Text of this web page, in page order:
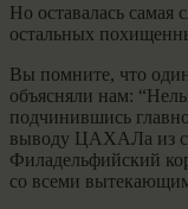
Но оставалась самая
остальных
Вы помните, что
объясняли нам:
подчинившись
выводу ЦАХАЛа из
Филадельфийский
со всеми